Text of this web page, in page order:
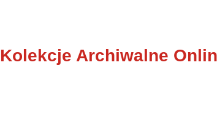
Kolekcje Archiwalne